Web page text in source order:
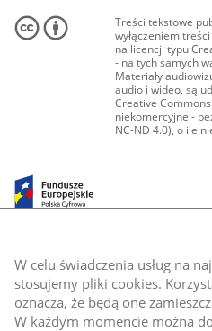
W celu świadczenia usług na
stosujemy pliki cookies.
oznacza, że będą one
W każdym momencie można
Treści tekstowe
wyłączeniem
na licencji typu
- na tych samych
Materiały
audio i wideo, są
Creative
niekomercyjne -
NC-ND 4.0), o ile